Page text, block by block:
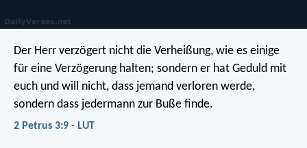
Der Herr verzögert nicht die Verheißung, wie es einige
für eine Verzögerung halten; sondern er hat Geduld mit
euch und will nicht, dass jemand verloren werde,
sondern dass jedermann zur Buße finde.
2 Petrus 3:9 - LUT